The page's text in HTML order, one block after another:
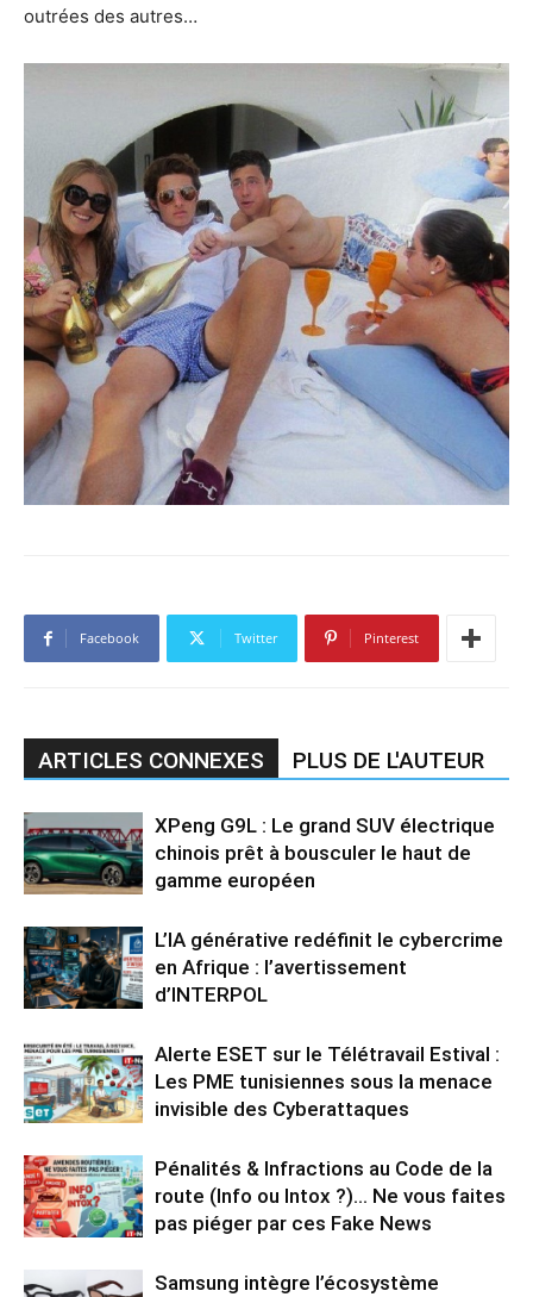
outrées des autres…
Facebook Twitter Pinterest
ARTICLES CONNEXES PLUS DE L'AUTEUR
XPeng G9L : Le grand SUV électrique
chinois prêt à bousculer le haut de
gamme européen
L’IA générative redéfinit le cybercrime
en Afrique : l’avertissement
d’INTERPOL
Alerte ESET sur le Télétravail Estival :
Les PME tunisiennes sous la menace
invisible des Cyberattaques
Pénalités & Infractions au Code de la
route (Info ou Intox ?)… Ne vous faites
pas piéger par ces Fake News
Samsung intègre l’écosystème